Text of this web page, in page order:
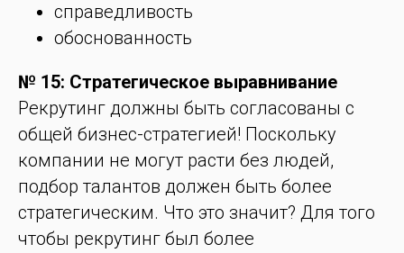
справедливость
обоснованность
№ 15: Стратегическое выравнивание
Рекрутинг должны быть согласованы с
общей бизнес-стратегией! Поскольку
компании не могут расти без людей,
подбор талантов должен быть более
стратегическим. Что это значит? Для того
чтобы рекрутинг был более